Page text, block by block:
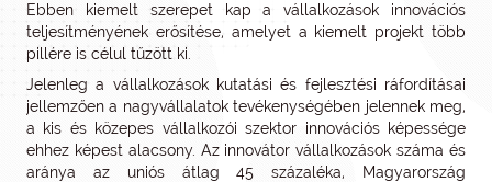
Ebben kiemelt szerepet kap a vállalkozások innovációs
teljesítményének erősítése, amelyet a kiemelt projekt több
pillére is célul tűzött ki.
Jelenleg a vállalkozások kutatási és fejlesztési ráfordításai
jellemzően a nagyvállalatok tevékenységében jelennek meg,
a kis és közepes vállalkozói szektor innovációs képessége
ehhez képest alacsony. Az innovátor vállalkozások száma és
aránya az uniós átlag 45 százaléka, Magyarország